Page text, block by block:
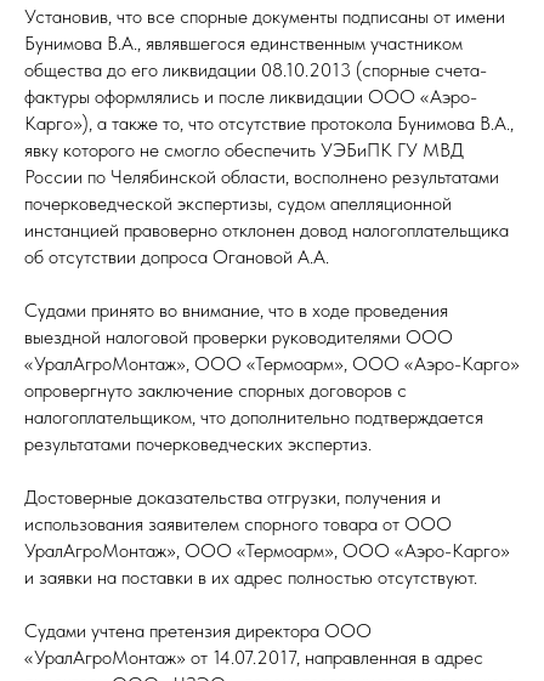
Установив, что все спорные документы подписаны от имени
Бунимова В.А., являвшегося единственным участником
общества до его ликвидации 08.10.2013 (спорные счета-
фактуры оформлялись и после ликвидации ООО «Аэро-
Карго»), а также то, что отсутствие протокола Бунимова В.А.,
явку которого не смогло обеспечить УЭБиПК ГУ МВД
России по Челябинской области, восполнено результатами
почерковедческой экспертизы, судом апелляционной
инстанцией правоверно отклонен довод налогоплательщика
об отсутствии допроса Огановой А.А.
Судами принято во внимание, что в ходе проведения
выездной налоговой проверки руководителями ООО
«УралАгроМонтаж», ООО «Термоарм», ООО «Аэро-Карго»
опровергнуто заключение спорных договоров с
налогоплательщиком, что дополнительно подтверждается
результатами почерковедческих экспертиз.
Достоверные доказательства отгрузки, получения и
использования заявителем спорного товара от ООО
УралАгроМонтаж», ООО «Термоарм», ООО «Аэро-Карго»
и заявки на поставки в их адрес полностью отсутствуют.
Судами учтена претензия директора ООО
«УралАгроМонтаж» от 14.07.2017, направленная в адрес